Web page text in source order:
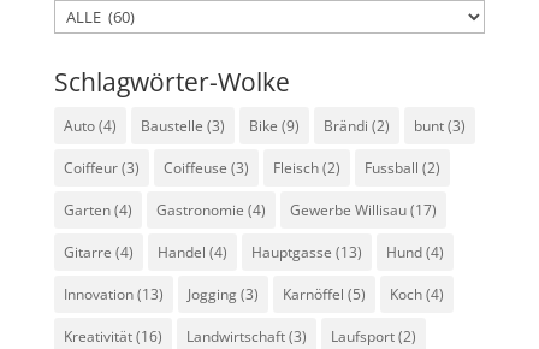
Kategorien
Schlagwörter-Wolke
Auto(4) Baustelle (3) Bike (9) Brändi (2) bunt(3)
Coiffeur(3) Coiffeuse (3) Fleisch(2) Fussball (2)
Garten(4) Gastronomie (4) Gewerbe Willisau(17)
Gitarre (4) Handel (4) Hauptgasse (13) Hund(4)
Innovation(13) Jogging(3) Karnöffel (5) Koch(4)
Kreativität(16) Landwirtschaft(3) Laufsport(2)